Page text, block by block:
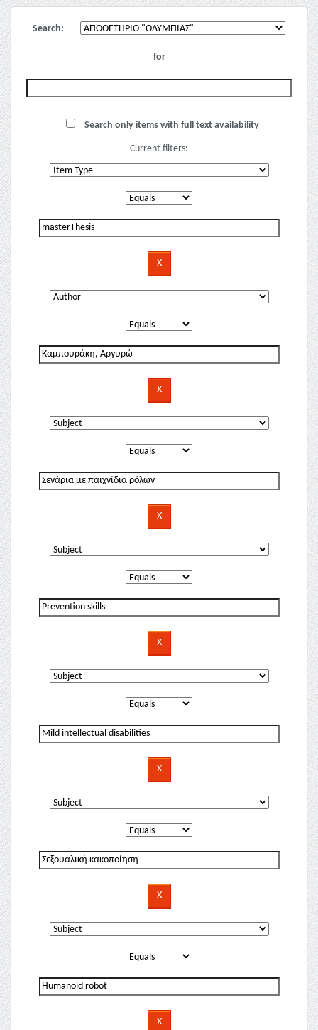
Search:
for
Search only items with full text availability
Current filters: